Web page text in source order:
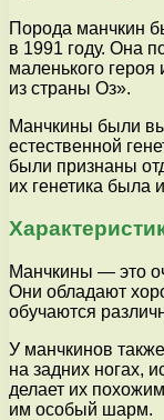
Порода манчкин
в 1991 году. Она
маленького
из страны Оз».
Манчкины были
естественной
были признаны
их генетика была
Манчкины — это
Они обладают
обучаются
У манчкинов
на задних ногах,
делает их
им особый шарм.